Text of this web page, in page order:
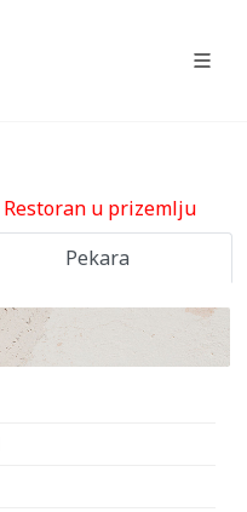
Restoran u prizemlju
Pekara